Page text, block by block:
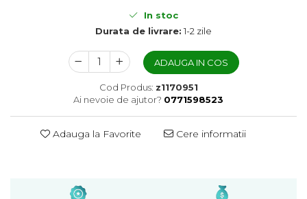
In stoc
Durata de livrare: 1-2 zile
ADAUGA IN COS
Cod Produs: z1170951
Ai nevoie de ajutor? 0771598523
Adauga la Favorite Cere informatii